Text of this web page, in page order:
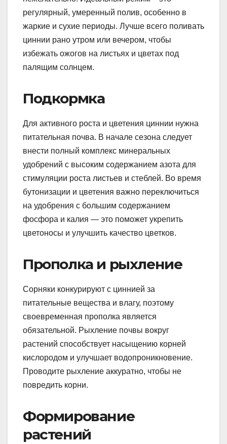
регулярный, умеренный полив, особенно в
жаркие и сухие периоды. Лучше всего поливать
циннии рано утром или вечером, чтобы
избежать ожогов на листьях и цветах под
палящим солнцем.
Подкормка
Для активного роста и цветения циннии нужна
питательная почва. В начале сезона следует
внести полный комплекс минеральных
удобрений с высоким содержанием азота для
стимуляции роста листьев и стеблей. Во время
бутонизации и цветения важно переключиться
на удобрения с большим содержанием
фосфора и калия — это поможет укрепить
цветоносы и улучшить качество цветков.
Прополка и рыхление
Сорняки конкурируют с циннией за
питательные вещества и влагу, поэтому
своевременная прополка является
обязательной. Рыхление почвы вокруг
растений способствует насыщению корней
кислородом и улучшает водопроникновение.
Проводите рыхление аккуратно, чтобы не
повредить корни.
Формирование
растений